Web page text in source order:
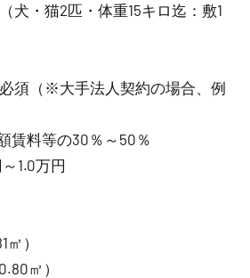
猫2匹・体重15キロ迄：敷1
（※大手法人契約の場合、例
賃料等の30％～50％
1.0万円
）
㎡）